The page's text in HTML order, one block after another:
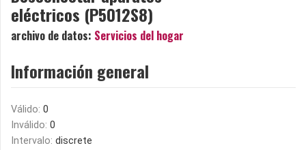
eléctricos (P5012S8)
archivo de datos: Servicios del hogar
Información general
Válido: 0
Inválido: 0
Intervalo: discrete